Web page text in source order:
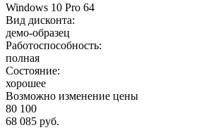
Windows 10 Pro 64
Вид дисконта:
демо-образец
Работоспособность:
полная
Состояние:
хорошее
Возможно изменение цены
80 100
68 085 руб.